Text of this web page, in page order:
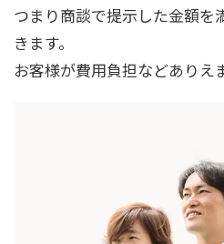
つまり商談で提示した金額を
きます。
お客様が費用負担などありえ